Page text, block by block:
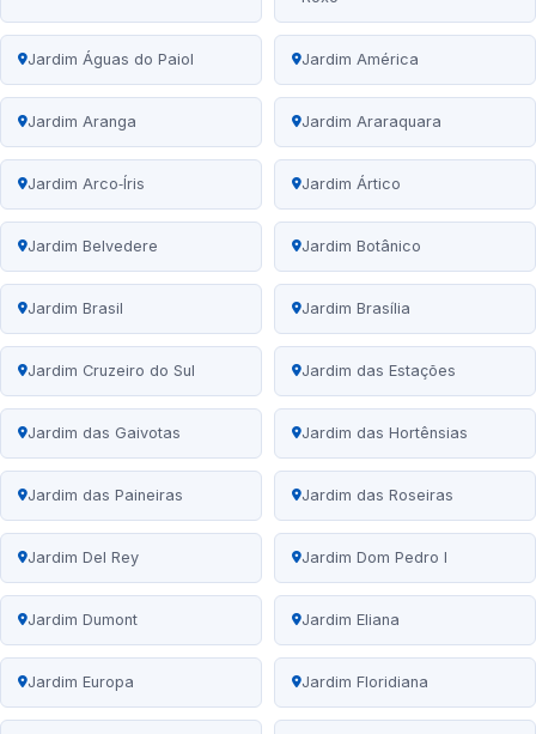
Jardim Águas do Paiol Jardim América
Jardim Aranga Jardim Araraquara
Jardim Arco‑Íris Jardim Ártico
Jardim Belvedere Jardim Botânico
Jardim Brasil Jardim Brasília
Jardim Cruzeiro do Sul Jardim das Estações
Jardim das Gaivotas Jardim das Hortênsias
Jardim das Paineiras Jardim das Roseiras
Jardim Del Rey Jardim Dom Pedro I
Jardim Dumont Jardim Eliana
Jardim Europa Jardim Floridiana